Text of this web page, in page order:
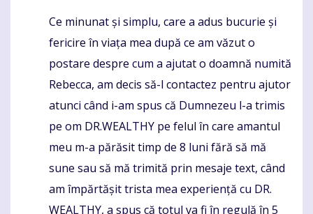
Komentaras
Ce minunat și simplu, care a adus bucurie și
fericire în viața mea după ce am văzut o
postare despre cum a ajutat o doamnă numită
Rebecca, am decis să-l contactez pentru ajutor
atunci când i-am spus că Dumnezeu l-a trimis
pe om DR.WEALTHY pe felul în care amantul
meu m-a părăsit timp de 8 luni fără să mă
sune sau să mă trimită prin mesaje text, când
am împărtășit trista mea experiență cu DR.
WEALTHY, a spus că totul va fi în regulă în 5